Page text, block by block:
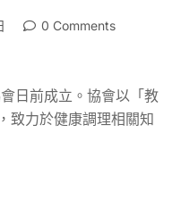
0 Comments
日前成立。協會以「教
致力於健康調理相關知